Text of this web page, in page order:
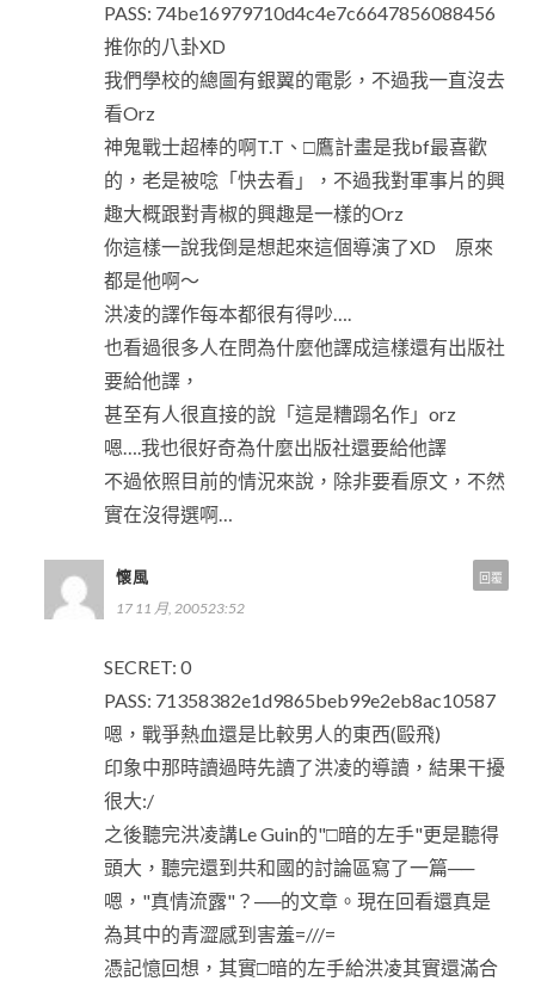
PASS: 74be16979710d4c4e7c6647856088456
推你的八卦XD
我們學校的總圖有銀翼的電影，不過我一直沒去
看Orz
神鬼戰士超棒的啊T.T、□鷹計畫是我bf最喜歡
的，老是被唸「快去看」，不過我對軍事片的興
趣大概跟對青椒的興趣是一樣的Orz
你這樣一說我倒是想起來這個導演了XD 原來
都是他啊～
洪凌的譯作每本都很有得吵….
也看過很多人在問為什麼他譯成這樣還有出版社
要給他譯，
甚至有人很直接的說「這是糟蹋名作」orz
嗯….我也很好奇為什麼出版社還要給他譯
不過依照目前的情況來說，除非要看原文，不然
實在沒得選啊…
懷風
17 11 月, 200523:52
SECRET: 0
PASS: 71358382e1d9865beb99e2eb8ac10587
嗯，戰爭熱血還是比較男人的東西(毆飛)
印象中那時讀過時先讀了洪凌的導讀，結果干擾
很大:/
之後聽完洪凌講Le Guin的"□暗的左手"更是聽得
頭大，聽完還到共和國的討論區寫了一篇──
嗯，"真情流露"？──的文章。現在回看還真是
為其中的青澀感到害羞=///=
憑記憶回想，其實□暗的左手給洪凌其實還滿合
回覆